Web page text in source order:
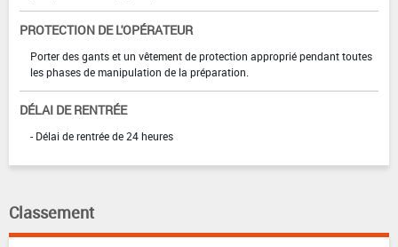
PROTECTION DE L'OPÉRATEUR
Porter des gants et un vêtement de protection approprié pendant toutes
les phases de manipulation de la préparation.
DÉLAI DE RENTRÉE
- Délai de rentrée de 24 heures
Classement